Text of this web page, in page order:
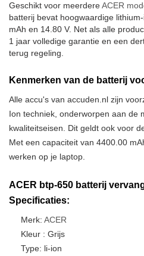
Geschikt voor meerdereACER
batterij bevat hoogwaardige
mAh en 14.80 V. Net als alle
1 jaar volledige garantie en een
terug regeling.
Kenmerken van de batterij
Alle accu's van accuden.nl zijn
Ion techniek, onderworpen aan de
kwaliteitseisen. Dit geldt ook voor
Met een capaciteit van 4400.00
werken op je laptop.
ACER btp-650 batterij
Specificaties:
Merk: ACER
Kleur : Grijs
Type: li-ion